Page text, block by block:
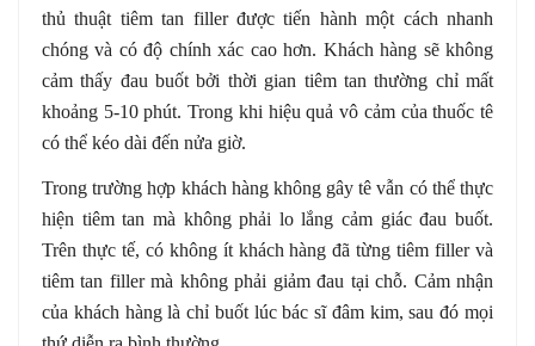
thủ thuật tiêm tan filler được tiến hành một cách nhanh
chóng và có độ chính xác cao hơn. Khách hàng sẽ không
cảm thấy đau buốt bởi thời gian tiêm tan thường chỉ mất
khoảng 5-10 phút. Trong khi hiệu quả vô cảm của thuốc tê
có thể kéo dài đến nửa giờ.
Trong trường hợp khách hàng không gây tê vẫn có thể thực
hiện tiêm tan mà không phải lo lắng cảm giác đau buốt.
Trên thực tế, có không ít khách hàng đã từng tiêm filler và
tiêm tan filler mà không phải giảm đau tại chỗ. Cảm nhận
của khách hàng là chỉ buốt lúc bác sĩ đâm kim, sau đó mọi